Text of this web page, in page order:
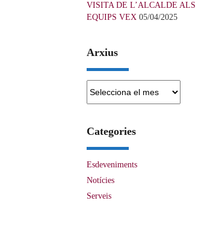
VISITA DE L’ALCALDE ALS
EQUIPS VEX 05/04/2025
Arxius
Categories
Esdeveniments
Notícies
Serveis